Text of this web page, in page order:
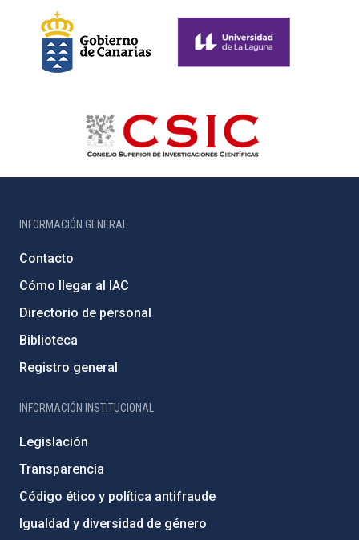
INFORMACIÓN GENERAL
Contacto
Cómo llegar al IAC
Directorio de personal
Biblioteca
Registro general
INFORMACIÓN INSTITUCIONAL
Legislación
Transparencia
Código ético y política antifraude
Igualdad y diversidad de género